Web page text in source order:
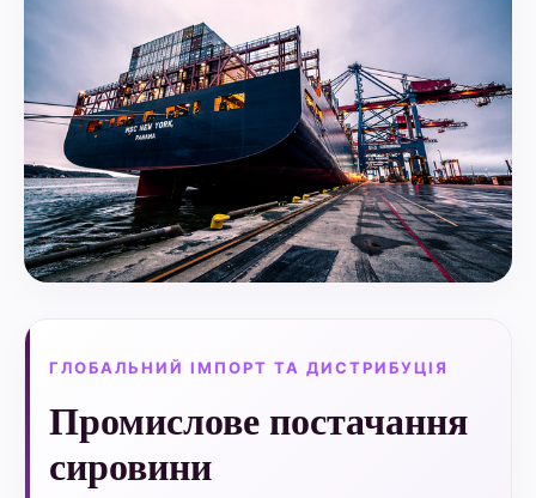
ГЛОБАЛЬНИЙ ІМПОРТ ТА ДИСТРИБУЦІЯ
Промислове постачання
сировини